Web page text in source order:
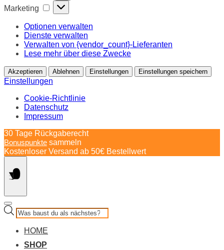
Marketing Marketing
Optionen verwalten
Dienste verwalten
Verwalten von {vendor_count}-Lieferanten
Lese mehr über diese Zwecke
Akzeptieren Ablehnen Einstellungen Einstellungen speichern
Einstellungen
Cookie-Richtlinie
Datenschutz
Impressum
Springe
zum
Inhalt
30 Tage Rückgaberecht
Bonuspunkte sammeln
Kostenloser Versand ab 50€ Bestellwert
Products
search
HOME
SHOP